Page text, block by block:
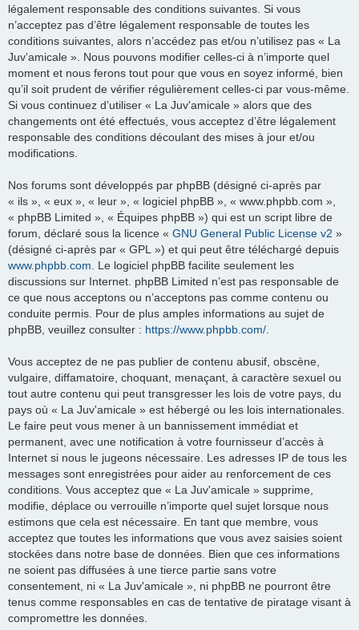
légalement responsable des conditions suivantes. Si vous
n’acceptez pas d’être légalement responsable de toutes les
conditions suivantes, alors n’accédez pas et/ou n’utilisez pas « La
Juv'amicale ». Nous pouvons modifier celles-ci à n’importe quel
moment et nous ferons tout pour que vous en soyez informé, bien
qu’il soit prudent de vérifier régulièrement celles-ci par vous-même.
Si vous continuez d’utiliser « La Juv'amicale » alors que des
changements ont été effectués, vous acceptez d’être légalement
responsable des conditions découlant des mises à jour et/ou
modifications.
Nos forums sont développés par phpBB (désigné ci-après par
« ils », « eux », « leur », « logiciel phpBB », « www.phpbb.com »,
« phpBB Limited », « Équipes phpBB ») qui est un script libre de
forum, déclaré sous la licence « GNU General Public License v2 »
(désigné ci-après par « GPL ») et qui peut être téléchargé depuis
www.phpbb.com. Le logiciel phpBB facilite seulement les
discussions sur Internet. phpBB Limited n’est pas responsable de
ce que nous acceptons ou n’acceptons pas comme contenu ou
conduite permis. Pour de plus amples informations au sujet de
phpBB, veuillez consulter : https://www.phpbb.com/.
Vous acceptez de ne pas publier de contenu abusif, obscène,
vulgaire, diffamatoire, choquant, menaçant, à caractère sexuel ou
tout autre contenu qui peut transgresser les lois de votre pays, du
pays où « La Juv'amicale » est hébergé ou les lois internationales.
Le faire peut vous mener à un bannissement immédiat et
permanent, avec une notification à votre fournisseur d’accès à
Internet si nous le jugeons nécessaire. Les adresses IP de tous les
messages sont enregistrées pour aider au renforcement de ces
conditions. Vous acceptez que « La Juv'amicale » supprime,
modifie, déplace ou verrouille n’importe quel sujet lorsque nous
estimons que cela est nécessaire. En tant que membre, vous
acceptez que toutes les informations que vous avez saisies soient
stockées dans notre base de données. Bien que ces informations
ne soient pas diffusées à une tierce partie sans votre
consentement, ni « La Juv'amicale », ni phpBB ne pourront être
tenus comme responsables en cas de tentative de piratage visant à
compromettre les données.